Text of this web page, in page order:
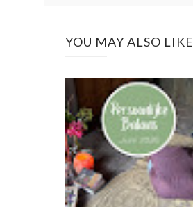
YOU MAY ALSO LIKE